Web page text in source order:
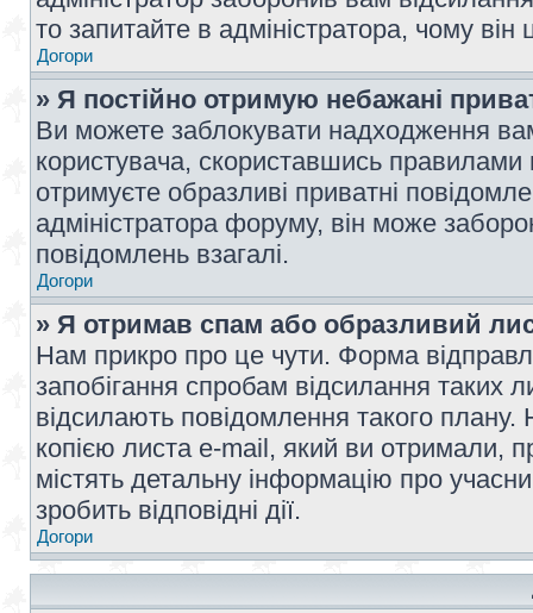
то запитайте в адміністратора, чому він
Догори
» Я постійно отримую небажані
Ви можете заблокувати надходження
користувача, скориставшись
отримуєте образливі приватні
адміністратора форуму, він може
повідомлень взагалі.
Догори
» Я отримав спам або образливий
Нам прикро про це чути. Форма
запобігання спробам відсилання таких
відсилають повідомлення такого
копією листа e-mail, який ви отримали,
містять детальну інформацію про
зробить відповідні дії.
Догори